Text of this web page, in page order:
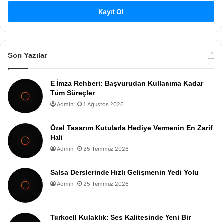
Kayıt Ol
Son Yazılar
E İmza Rehberi: Başvurudan Kullanıma Kadar
Tüm Süreçler
Admin 1 Ağustos 2026
Özel Tasarım Kutularla Hediye Vermenin En Zarif
Hali
Admin 25 Temmuz 2026
Salsa Derslerinde Hızlı Gelişmenin Yedi Yolu
Admin 25 Temmuz 2026
Turkcell Kulaklık: Ses Kalitesinde Yeni Bir